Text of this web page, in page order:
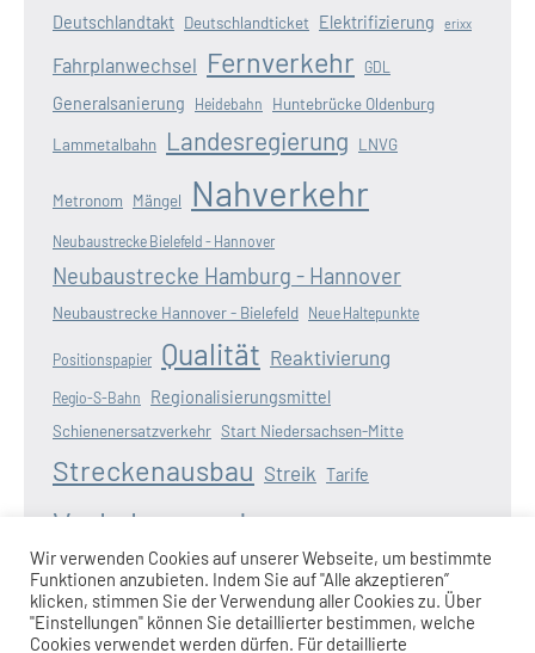
Deutschlandtakt Deutschlandticket Elektrifizierung erixx
Fahrplanwechsel Fernverkehr GDL
Generalsanierung Heidebahn Huntebrücke Oldenburg
Lammetalbahn Landesregierung LNVG
Metronom Mängel Nahverkehr
Neubaustrecke Bielefeld - Hannover
Neubaustrecke Hamburg - Hannover
Neubaustrecke Hannover - Bielefeld Neue Haltepunkte
Positionspapier Qualität Reaktivierung
Regio-S-Bahn Regionalisierungsmittel
Schienenersatzverkehr Start Niedersachsen-Mitte
Streckenausbau Streik Tarife
Verkehrswende
Weserbahn Wunderline Zugangebot Zugausfälle
Wir verwenden Cookies auf unserer Webseite, um bestimmte
Funktionen anzubieten. Indem Sie auf "Alle akzeptieren”
klicken, stimmen Sie der Verwendung aller Cookies zu. Über
"Einstellungen" können Sie detaillierter bestimmen, welche
Cookies verwendet werden dürfen. Für detaillierte